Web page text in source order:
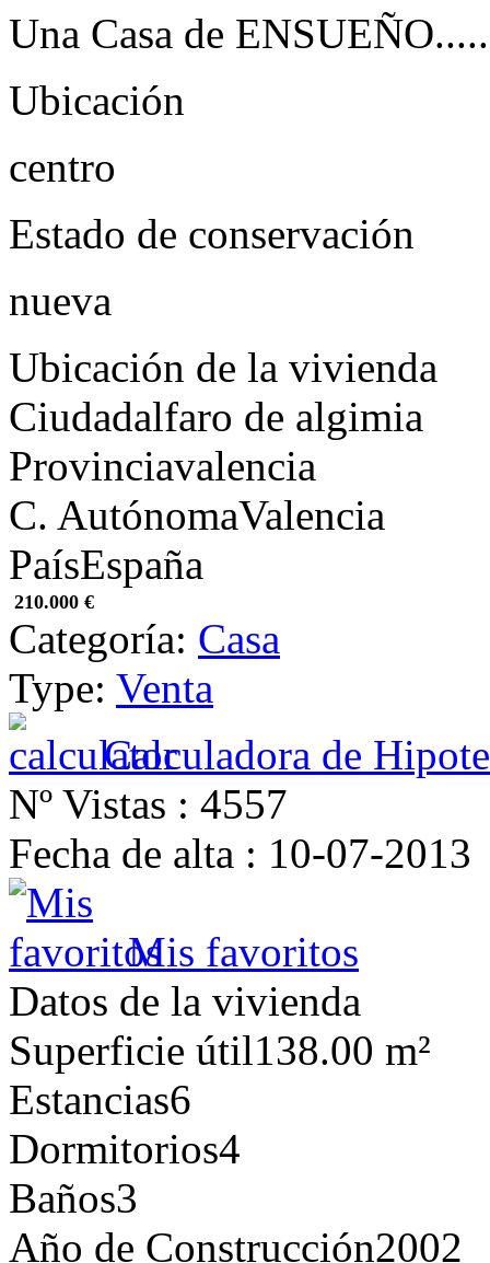
Una Casa de
Ubicación
centro
Estado de conservación
nueva
Ubicación de la vivienda
Ciudadalfaro de algimia
Provinciavalencia
C. AutónomaValencia
PaísEspaña
210.000 €
Categoría: Casa
Type: Venta
Calculadora de
Nº Vistas : 4557
Fecha de alta : 10-07-2013
Mis favoritos
Datos de la vivienda
Superficie útil138.00 m²
Estancias6
Dormitorios4
Baños3
Año de Construcción2002